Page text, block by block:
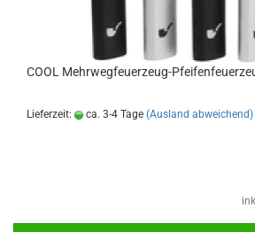
COOL Mehrwegfeuerzeug-
Lieferzeit: ca. 3-4 Tage (Ausland abweichend)